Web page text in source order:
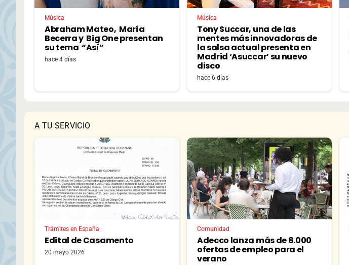
Música
Abraham Mateo, María
Becerra y Big One presentan
su tema “Así”
hace 4 días
Música
Tony Succar, una de las
mentes más innovadoras de
la salsa actual presenta en
Madrid ‘Asuccar’ su nuevo
disco
hace 6 días
A TU SERVICIO
Trámites en España
Edital de Casamento
20 mayo 2026
Comunidad
Adecco lanza más de 8.000
ofertas de empleo para el
verano